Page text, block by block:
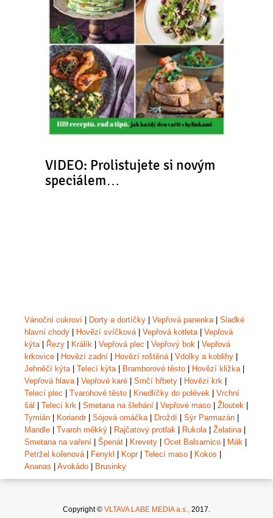
VIDEO: Prolistujete si novým
speciálem…
Vánoční cukroví Dorty a dortíčky Vepřová panenka| Sladké
hlavní chody
Hovězí svíčková| Vepřová kotleta| Vepřová
kýta| Řezy Králík Vepřová plec Vepřový bok
Vepřová
krkovice
Hovězí zadní Hovězí roštěná| Vdolky a koblihy
Jehněčí kýta| Telecí kýta| Bramborové těsto Hovězí kližka|
Vepřová hlava| Vepřové karé Srnčí hřbety Hovězí krk
Telecí plec
Tvarohové těsto Knedlíčky do polévek
Vrchní
šál
Telecí krk Smetana na šlehání Vepřové maso Žloutek
Tymián
Koriandr| Sójová omáčka| Droždí Sýr Parmazán
Mandle
Tvaroh měkký Rajčatový protlak Rukola| Želatina|
Smetana na vaření
Špenát Krevety Ocet Balsamico Mák
Petržel kořenová| Fenykl Kopr| Telecí maso Kokos
Ananas
Avokádo Brusinky
Copyright © VLTAVA LABE MEDIA a.s., 2017.